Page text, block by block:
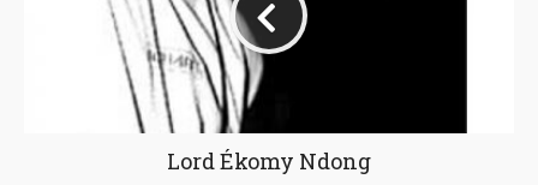
Lord Ékomy Ndong